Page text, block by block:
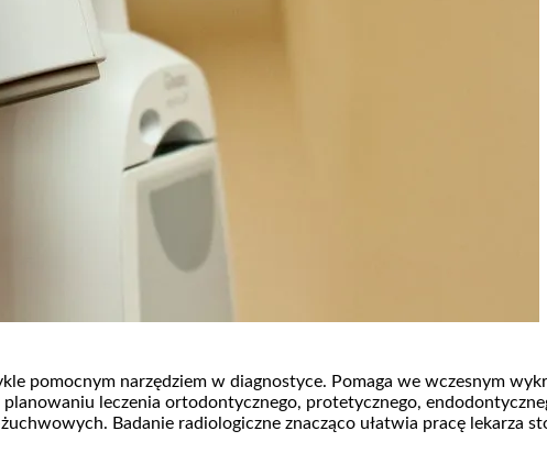
pomocnym narzędziem w diagnostyce. Pomaga we wczesnym
leczenia ortodontycznego, protetycznego,
Badanie radiologiczne znacząco ułatwia pracę lekarza